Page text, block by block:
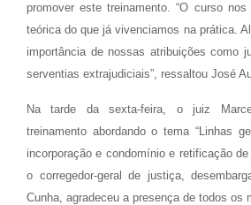
promover este treinamento. “O curso
teórica do que já vivenciamos na prática.
importância de nossas atribuições como
serventias extrajudiciais”, ressaltou José
Na tarde da sexta-feira, o juiz
treinamento abordando o tema “Linhas
incorporação e condomínio e retificação
o corregedor-geral de justiça,
Cunha, agradeceu a presença de todos os